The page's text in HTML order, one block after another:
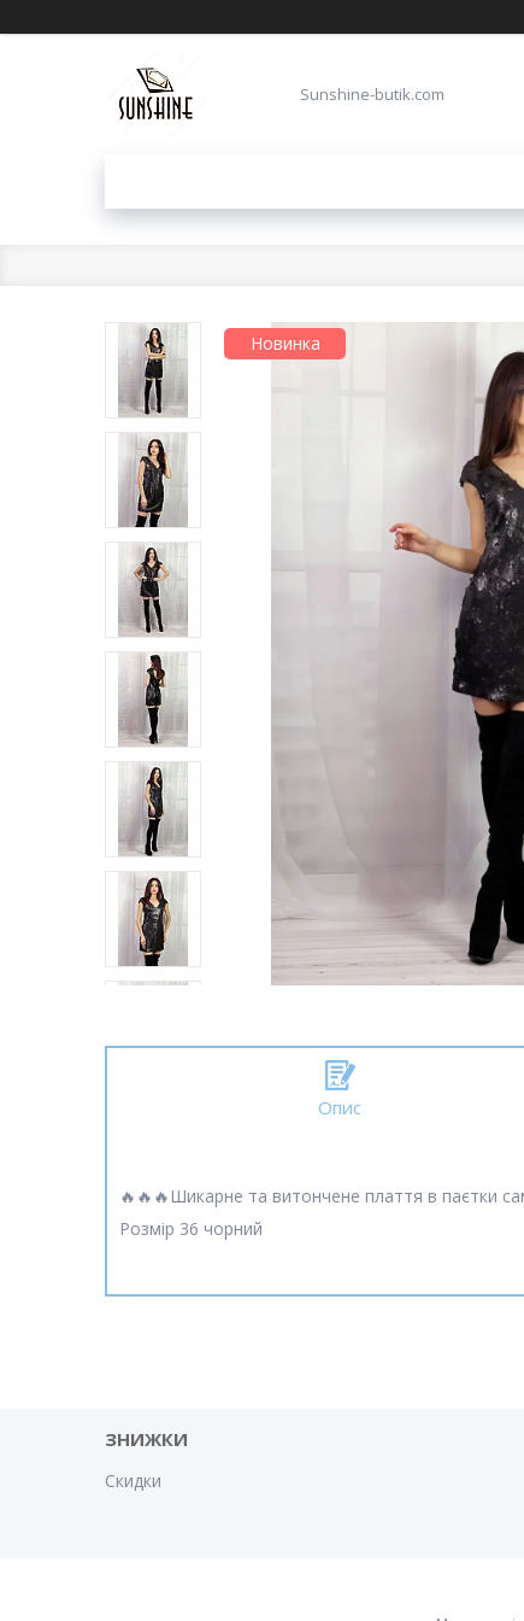
Sunshine-butik.com
Новинка
Опис
🔥🔥🔥Шикарне та витончене плаття в паєтки
Розмір 36 чорний
ЗНИЖКИ
Скидки